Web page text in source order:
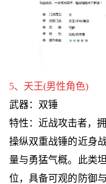
5、天王(男性角色)
武器：双锤
特性：近战攻击者，
操纵双重战锤的近身
量与勇猛气概。此类
位，具备可观的防御